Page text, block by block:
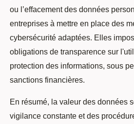
ou l’effacement des données
entreprises à mettre en place des
cybersécurité adaptées. Elles
obligations de transparence sur
protection des informations, sous
sanctions financières.
En résumé, la valeur des données
vigilance constante et des